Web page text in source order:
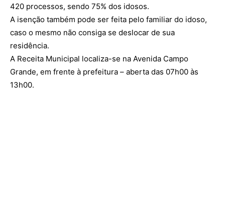
420 processos, sendo 75% dos idosos.
A isenção também pode ser feita pelo familiar do idoso,
caso o mesmo não consiga se deslocar de sua
residência.
A Receita Municipal localiza-se na Avenida Campo
Grande, em frente à prefeitura – aberta das 07h00 às
13h00.